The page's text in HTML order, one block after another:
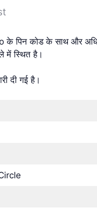
पिन कोड के साथ और
स्थित है।
दी गई है।